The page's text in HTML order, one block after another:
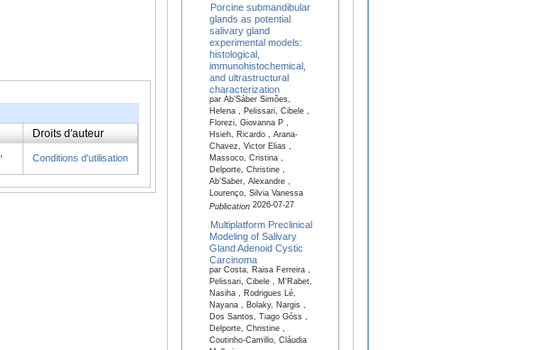
Droits d'auteur
Conditions d'utilisation
Porcine submandibular
glands as potential
salivary gland
experimental models:
histological,
immunohistochemical,
and ultrastructural
characterization
par Ab’Sáber Simões,
Helena , Pelissari, Cibele ,
Florezi, Giovanna P ,
Hsieh, Ricardo , Arana-
Chavez, Victor Elias ,
Massoco, Cristina ,
Delporte, Christine ,
Ab’Saber, Alexandre ,
Lourenço, Silvia Vanessa
Publication2026-07-27
Multiplatform Preclinical
Modeling of Salivary
Gland Adenoid Cystic
Carcinoma
par Costa, Raisa Ferreira ,
Pelissari, Cibele , M'Rabet,
Nasiha , Rodrigues Lé,
Nayana , Bolaky, Nargis ,
Dos Santos, Tiago Góss ,
Delporte, Christine ,
Coutinho-Camillo, Cláudia